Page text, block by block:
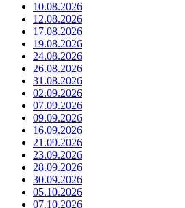
10.08.2026
12.08.2026
17.08.2026
19.08.2026
24.08.2026
26.08.2026
31.08.2026
02.09.2026
07.09.2026
09.09.2026
16.09.2026
21.09.2026
23.09.2026
28.09.2026
30.09.2026
05.10.2026
07.10.2026